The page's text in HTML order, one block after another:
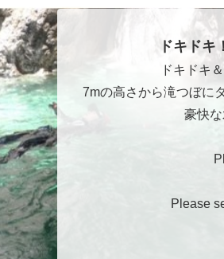
ドキド
ドキドキ
7mの高さから滝つぼに
豪快
Please